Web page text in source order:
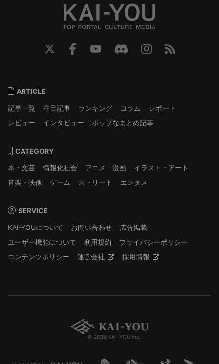
ARTICLE
記事一覧
注目記事 ランキング コラム
レポート
レビュー
インタビュー ポップなまとめ記事
CATEGORY
本・文芸
情報化社会 アニメ・漫画
イラスト・アート
音楽・映像
ゲーム ストリート エンタメ
SERVICE
KAI-YOUについて
お問い合わせ
広告掲載
ユーザー機能について
利用規約
プライバシーポリシー
コンテンツポリシー
運営会社 採用情報
© 2026 KAI-YOU inc.